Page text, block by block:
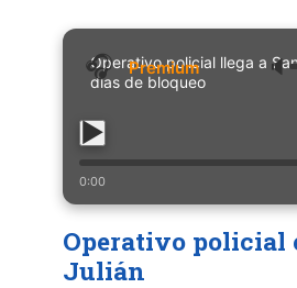
Operativo policial llega a
días de bloqueo
🔈
0:00
Operativo policial
Julián